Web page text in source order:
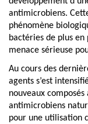
antimicrobiens.
phénomène
bactéries de plus
menace sérieuse
Au cours des
agents s’est
nouveaux
antimicrobiens
pour une utilisation